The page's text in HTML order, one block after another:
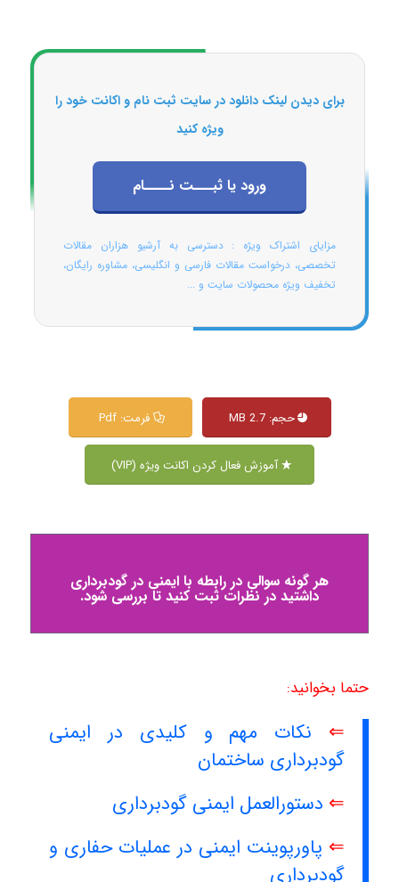
برای دیدن لینک دانلود در سایت ثبت نام و اکانت خود را
ویژه کنید
ورود یا ثبـــت نــــام
مزایای اشتراک ویژه : دسترسی به آرشیو هزاران مقالات
تخصصی، درخواست مقالات فارسی و انگلیسی، مشاوره رایگان،
تخفیف ویژه محصولات سایت و ...
حجم: 2.7 MB فرمت: Pdf
آموزش فعال کردن اکانت ویژه (VIP)
هر گونه سوالی در رابطه با ایمنی در گودبرداری
داشتید در نظرات ثبت کنید تا بررسی شود.
حتما بخوانید:
⇐ نکات مهم و کلیدی در ایمنی
گودبرداری ساختمان
⇐ دستورالعمل ایمنی گودبرداری
⇐ پاورپوینت ایمنی در عملیات حفاری و
گودبرداری